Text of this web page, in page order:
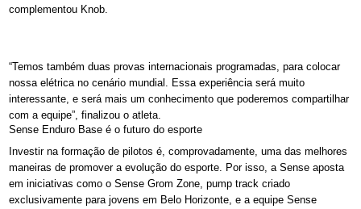
complementou Knob.
“Temos também duas provas internacionais programadas, para colocar
nossa elétrica no cenário mundial. Essa experiência será muito
interessante, e será mais um conhecimento que poderemos compartilhar
com a equipe”, finalizou o atleta.
Sense Enduro Base é o futuro do esporte
Investir na formação de pilotos é, comprovadamente, uma das melhores
maneiras de promover a evolução do esporte. Por isso, a Sense aposta
em iniciativas como o Sense Grom Zone, pump track criado
exclusivamente para jovens em Belo Horizonte, e a equipe Sense